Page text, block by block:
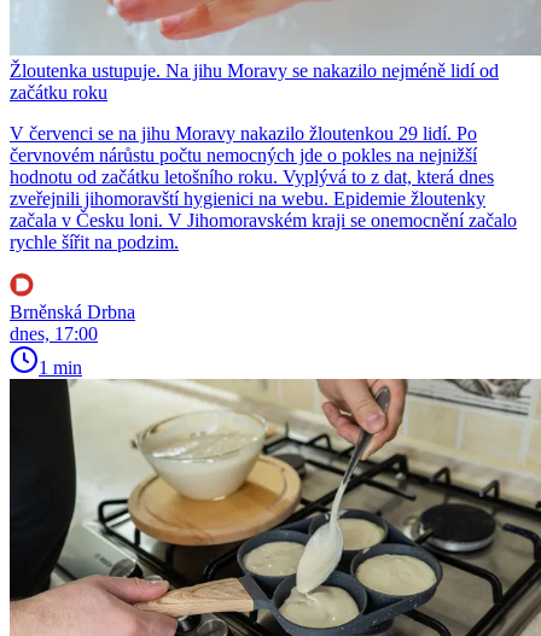
Žloutenka ustupuje. Na jihu Moravy se nakazilo nejméně lidí od
začátku roku
V červenci se na jihu Moravy nakazilo žloutenkou 29 lidí. Po
červnovém nárůstu počtu nemocných jde o pokles na nejnižší
hodnotu od začátku letošního roku. Vyplývá to z dat, která dnes
zveřejnili jihomoravští hygienici na webu. Epidemie žloutenky
začala v Česku loni. V Jihomoravském kraji se onemocnění začalo
rychle šířit na podzim.
Brněnská Drbna
dnes, 17:00
1 min